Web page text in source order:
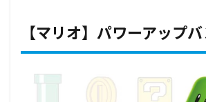
【マリオ】パワーアップ